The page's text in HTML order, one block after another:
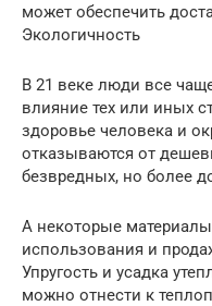
может обеспечить
Экологичность
В 21 веке люди все
влияние тех или иных
здоровье человека и
отказываются от
безвредных, но более
А некоторые
использования и
Упругость и усадка
можно отнести к